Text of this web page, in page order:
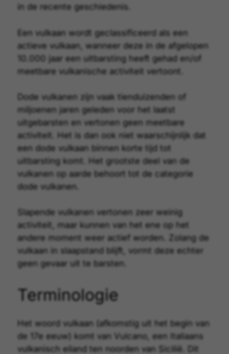
in de recente geschiedenis.
Een vulkaan wordt geclassificeerd als een
actieve vulkaan, wanneer deze in de afgelopen
10.000 jaar een uitbarsting heeft gehad en/of
meetbare vulkanische activiteit vertoont.
Dode vulkanen zijn vaak tienduizenden of
miljoenen jaren geleden voor het laatst
uitgebarsten en vertonen geen meetbare
activiteit. Het is dan ook niet waarschijnlijk dat
een dode vulkaan binnen korte tijd tot
uitbarsting komt. Het grootste deel van de
vulkanen op aarde behoort tot de categorie
dode vulkanen.
Slapende vulkanen vertonen zeer weinig
activiteit, maar kunnen van het ene op het
andere moment weer actief worden. Zolang de
vulkaan in slaapstand blijft, vormt deze echter
geen gevaar uit te barsten.
Terminologie
Het woord vulkaan (afkomstig uit het begin van
de 17e eeuw) komt van Vulcano, een Italiaans
vulkanisch eiland ten noorden van Sicilië. Dit